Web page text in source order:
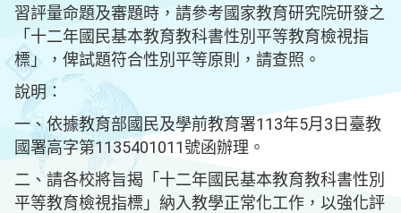
習評量命題及審題時，請參考國家教育研究院研發之
「十二年國民基本教育教科書性別平等教育檢視指
標」，俾試題符合性別平等原則，請查照。
說明：
一、依據教育部國民及學前教育署113年5月3日臺教
國署高字第1135401011號函辦理。
二、請各校將旨揭「十二年國民基本教育教科書性別
平等教育檢視指標」納入教學正常化工作，以強化評